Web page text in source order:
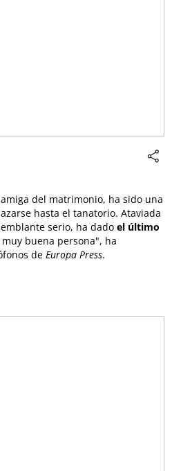
del matrimonio, ha sido una
hasta el tanatorio. Ataviada
serio, ha dado el último
buena persona", ha
de Europa Press.